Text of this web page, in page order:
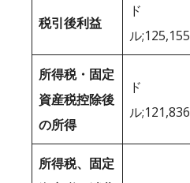
税引後利益
ド
ル;125,155
所得税・固定
資産税控除後
の所得
ド
ル;121,836
所得税、固定